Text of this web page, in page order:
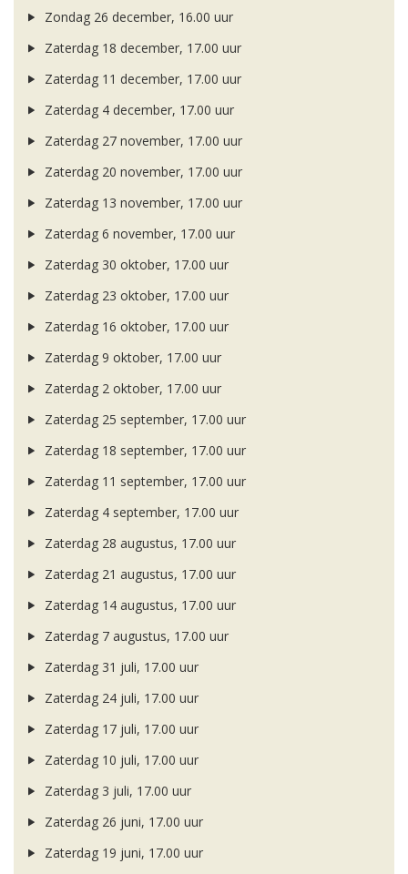
Zondag 26 december, 16.00 uur
Zaterdag 18 december, 17.00 uur
Zaterdag 11 december, 17.00 uur
Zaterdag 4 december, 17.00 uur
Zaterdag 27 november, 17.00 uur
Zaterdag 20 november, 17.00 uur
Zaterdag 13 november, 17.00 uur
Zaterdag 6 november, 17.00 uur
Zaterdag 30 oktober, 17.00 uur
Zaterdag 23 oktober, 17.00 uur
Zaterdag 16 oktober, 17.00 uur
Zaterdag 9 oktober, 17.00 uur
Zaterdag 2 oktober, 17.00 uur
Zaterdag 25 september, 17.00 uur
Zaterdag 18 september, 17.00 uur
Zaterdag 11 september, 17.00 uur
Zaterdag 4 september, 17.00 uur
Zaterdag 28 augustus, 17.00 uur
Zaterdag 21 augustus, 17.00 uur
Zaterdag 14 augustus, 17.00 uur
Zaterdag 7 augustus, 17.00 uur
Zaterdag 31 juli, 17.00 uur
Zaterdag 24 juli, 17.00 uur
Zaterdag 17 juli, 17.00 uur
Zaterdag 10 juli, 17.00 uur
Zaterdag 3 juli, 17.00 uur
Zaterdag 26 juni, 17.00 uur
Zaterdag 19 juni, 17.00 uur